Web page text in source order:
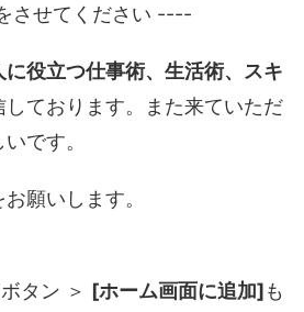
させてください ----
に役立つ仕事術、生活術、スキ
しております。また来ていただ
です。
願いします。
ボタン ＞ [ホーム画面に追加]も